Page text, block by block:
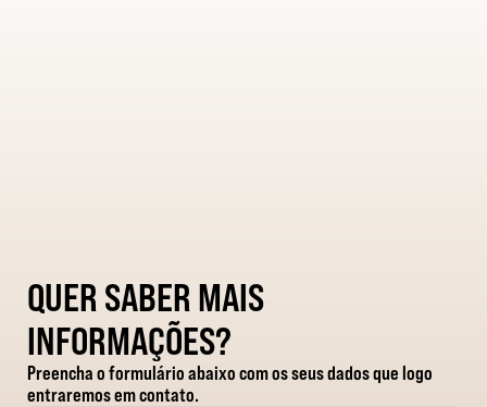
QUER SABER MAIS
INFORMAÇÕES?
Preencha o formulário abaixo com os seus dados que logo
entraremos em contato.